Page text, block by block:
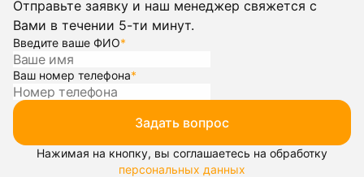
Отправьте заявку и наш менеджер свяжется с
Вами в течении 5-ти минут.
Введите ваше ФИО*
Ваш номер телефона*
Задать вопрос
Нажимая на кнопку, вы соглашаетесь на обработку
персональных данных